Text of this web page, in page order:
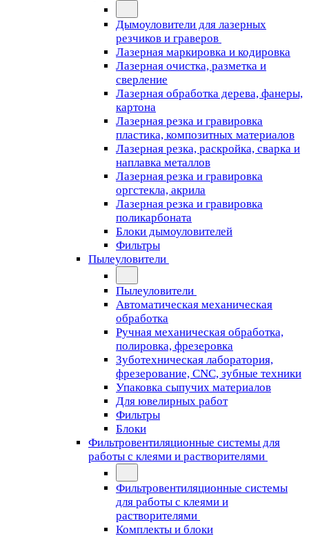
Дымоуловители для лазерных
резчиков и граверов
Лазерная маркировка и кодировка
Лазерная очистка, разметка и
сверление
Лазерная обработка дерева, фанеры,
картона
Лазерная резка и гравировка
пластика, композитных материалов
Лазерная резка, раскройка, сварка и
наплавка металлов
Лазерная резка и гравировка
оргстекла, акрила
Лазерная резка и гравировка
поликарбоната
Блоки дымоуловителей
Фильтры
Пылеуловители
Пылеуловители
Автоматическая механическая
обработка
Ручная механическая обработка,
полировка, фрезеровка
Зуботехническая лаборатория,
фрезерование, CNC, зубные техники
Упаковка сыпучих материалов
Для ювелирных работ
Фильтры
Блоки
Фильтровентиляционные системы для
работы с клеями и растворителями
Фильтровентиляционные системы
для работы с клеями и
растворителями
Комплекты и блоки